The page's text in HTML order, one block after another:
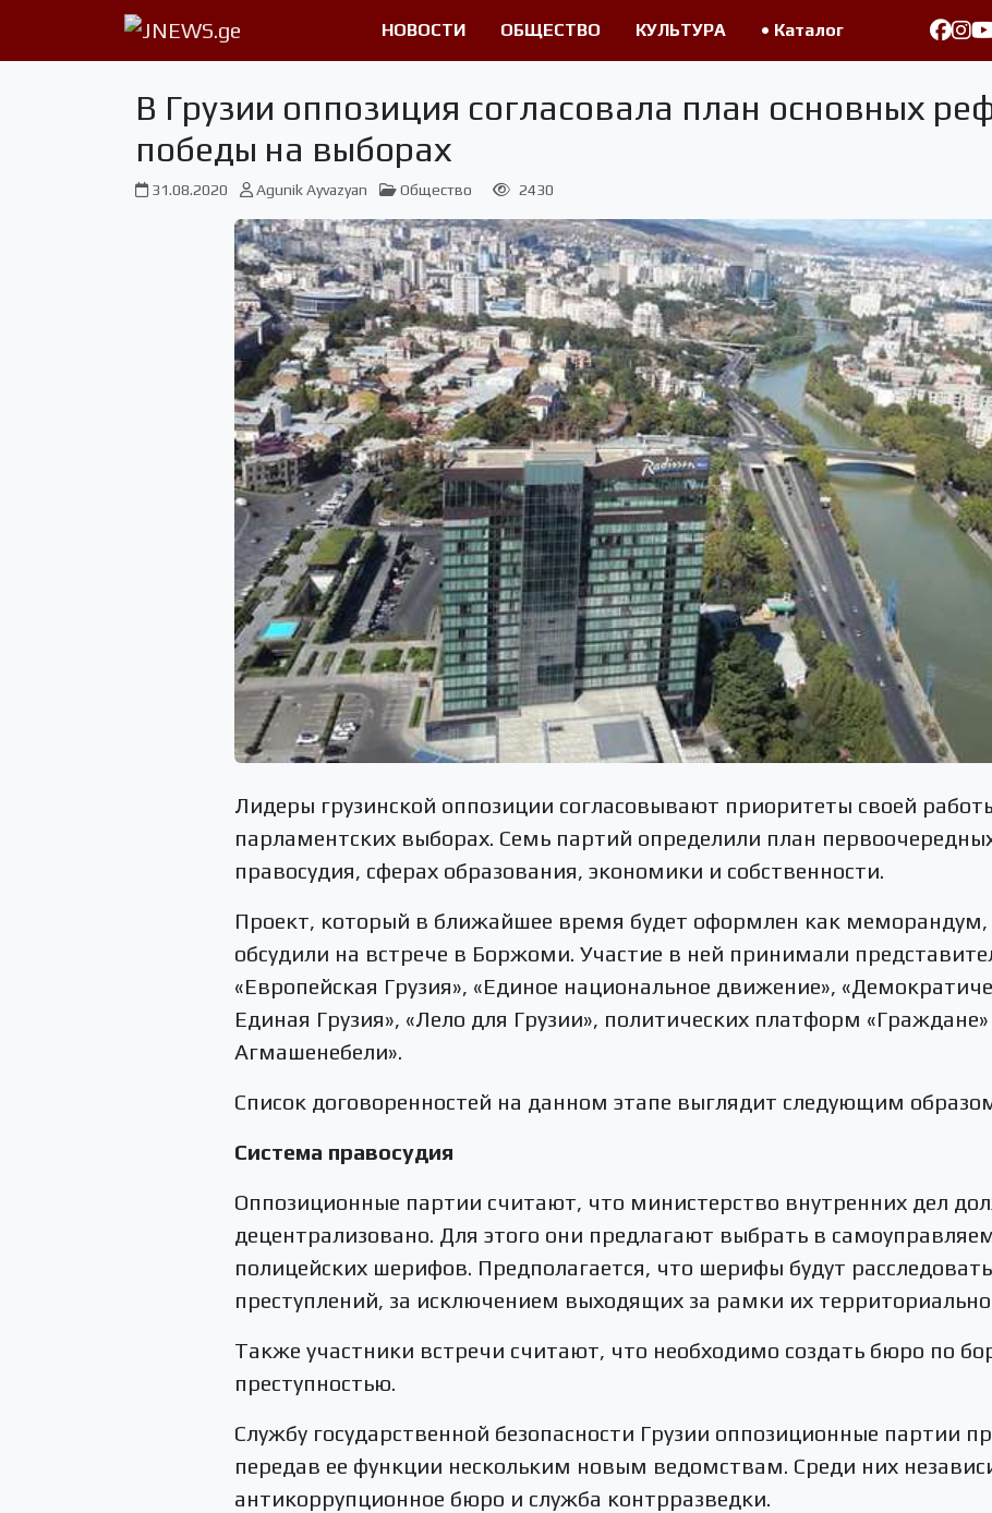
НОВОСТИ ОБЩЕСТВО КУЛЬТУРА • Каталог
В Грузии оппозиция согласовала план основных
победы на выборах
31.08.2020 Agunik Ayvazyan Общество 2430
Лидеры грузинской оппозиции согласовывают приоритеты своей
парламентских выборах. Семь партий определили план
правосудия, сферах образования, экономики и собственности.
Проект, который в ближайшее время будет оформлен как
обсудили на встрече в Боржоми. Участие в ней принимали
«Европейская Грузия», «Единое национальное движение»,
Единая Грузия», «Лело для Грузии», политических платформ «Граждане»
Агмашенебели».
Список договоренностей на данном этапе выглядит следующим
Система правосудия
Оппозиционные партии считают, что министерство внутренних дел
децентрализовано. Для этого они предлагают выбрать в
полицейских шерифов. Предполагается, что шерифы будут
преступлений, за исключением выходящих за рамки их
Также участники встречи считают, что необходимо создать бюро по
преступностью.
Службу государственной безопасности Грузии оппозиционные партии
передав ее функции нескольким новым ведомствам. Среди них
антикоррупционное бюро и служба контрразведки.